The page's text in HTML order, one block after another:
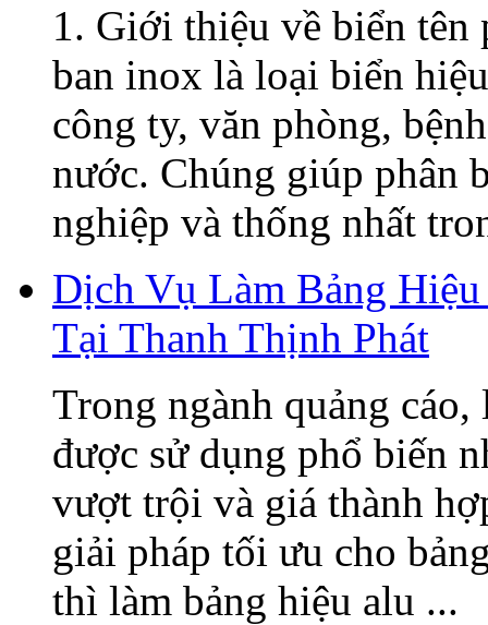
1. Giới thiệu về biển tên
ban inox là loại biển
công ty, văn phòng,
nước. Chúng giúp phân
nghiệp và thống nhất
Dịch Vụ Làm Bảng
Tại Thanh Thịnh Phát
Trong ngành quảng
được sử dụng phổ biến
vượt trội và giá thành
giải pháp tối ưu cho
thì làm bảng hiệu alu ...